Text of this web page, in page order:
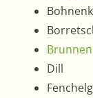
Dill